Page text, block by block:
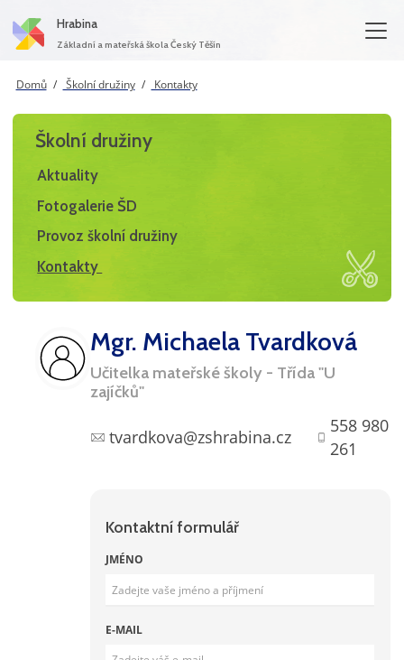
Hrabina
Základní a mateřská škola Český Těšín
Domů Školní družiny Kontakty
Školní družiny
Aktuality
Fotogalerie ŠD
Provoz školní družiny
Kontakty
Mgr. Michaela Tvardková
Učitelka mateřské školy - Třída "U
zajíčků"
tvardkova@zshrabina.cz
558 980
261
Kontaktní formulář
JMÉNO
E-MAIL